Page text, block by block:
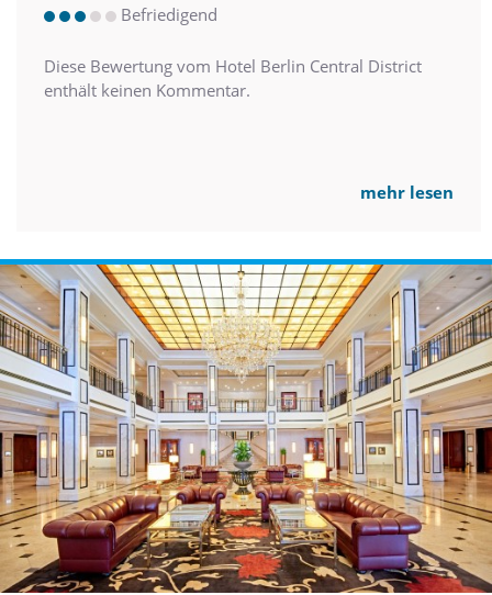
Befriedigend
Diese Bewertung vom Hotel Berlin Central District
enthält keinen Kommentar.
mehr lesen